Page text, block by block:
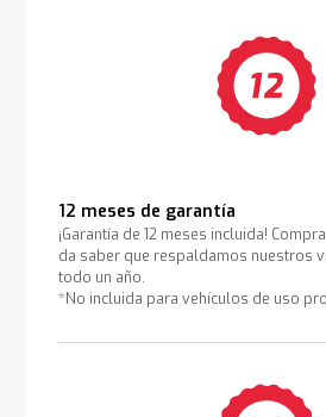
12 meses de garantía
¡Garantía de 12 meses incluida!
da saber que respaldamos nuestros
todo un año.
*No incluida para vehículos de uso